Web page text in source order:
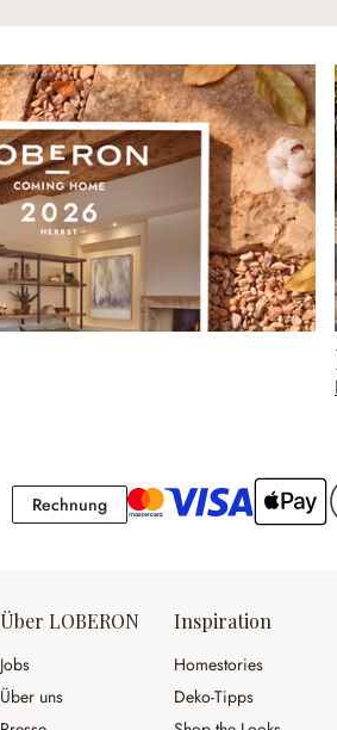
RechnungRechnung
Über LOBERON
Jobs
Über uns
Inspiration
Homestories
Deko-Tipps